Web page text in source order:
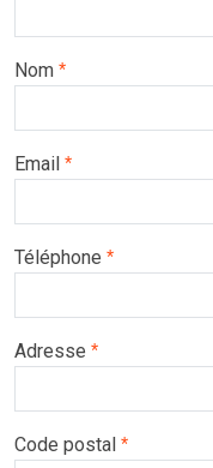
Nom *
Email *
Téléphone *
Adresse *
Code postal *